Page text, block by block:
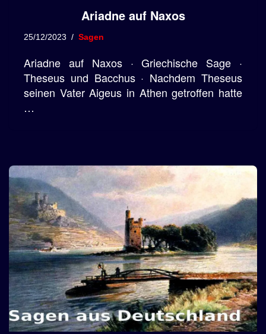
Ariadne auf Naxos
25/12/2023 Sagen
Ariadne auf Naxos · Griechische Sage ·
Theseus und Bacchus · Nachdem Theseus
seinen Vater Aigeus in Athen getroffen hatte
…